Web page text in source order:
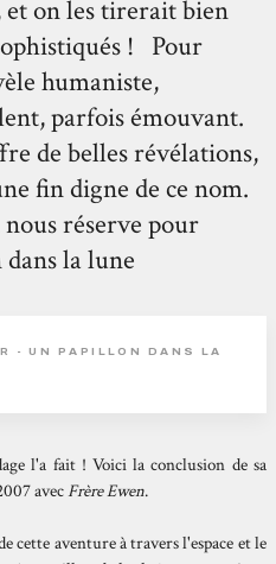
et on les tirerait bien
! Pour
humaniste,
parfois émouvant.
de belles révélations,
fin digne de ce nom.
réserve pour
la lune
- UN PAPILLON DANS LA
l'a fait ! Voici la conclusion de sa
avecFrère Ewen.
cette aventure à travers l'espace et le